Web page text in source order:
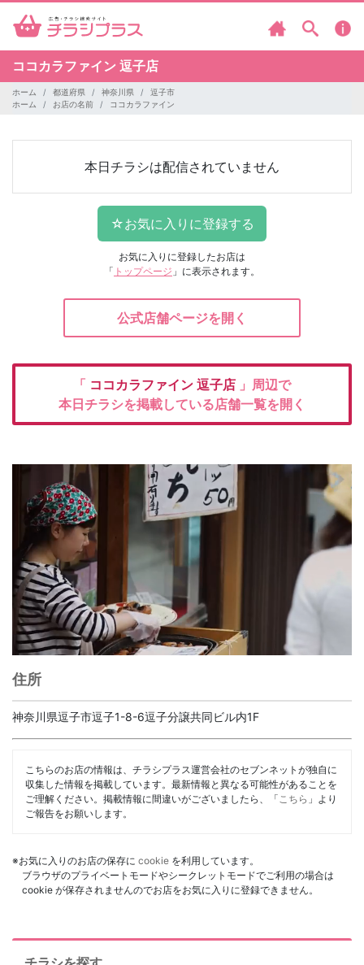
ココカラファイン 逗子店
ホーム 都道府県 神奈川県
逗子市
ホーム
お店の名前 ココカラファイン
本日チラシは配信されていません
お気に入りに登録したお店は
「 トップページ 」に表示されます。
公式店舗ページを開く
「 ココカラファイン 逗子店 」周辺で
本日チラシを掲載している店舗一覧を開く
住所
神奈川県逗子市逗子1-8-6逗子分譲共同ビル内1F
こちらのお店の情報は、チラシプラス運営会社のセブンネットが独自に
収集した情報を掲載しています。最新情報と異なる可能性があることを
ご理解ください。掲載情報に間違いがございましたら、「 こちら 」より
ご報告をお願いします。
※お気に入りのお店の保存に cookie を利用しています。
ブラウザのプライベートモードやシークレットモードでご利用の場合は
cookie が保存されませんのでお店をお気に入りに登録できません。